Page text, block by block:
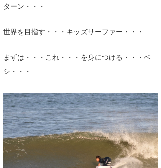
ターン・・・
世界を目指す・・・キッズサーファー・・・
まずは・・・これ・・・を身につける・・・ベ
シ・・・